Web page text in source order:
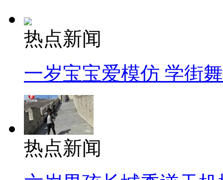
热点新闻
一岁宝宝爱模仿 学街
热点新闻